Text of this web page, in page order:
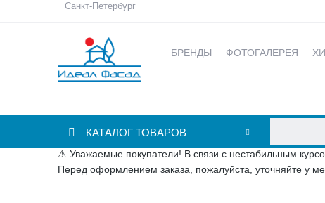
Санкт-Петербург
БРЕНДЫ ФОТОГАЛЕРЕЯ
КАТАЛОГ ТОВАРОВ
⚠ Уважаемые покупатели! В связи с нестабильным
Перед оформлением заказа, пожалуйста, уточняйте у